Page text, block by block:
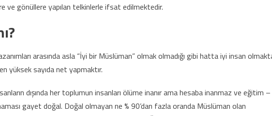
ve gönüllere yapılan telkinlerle ifsat edilmektedir.
arasında asla “İyi bir Müslüman” olmak olmadığı gibi hatta iyi insan
yüksek sayıda net yapmaktır.
dışında her toplumun insanları ölüme inanır ama hesaba inanmaz ve eğitim –
gayet doğal. Doğal olmayan ne % 90’dan fazla oranda Müslüman olan